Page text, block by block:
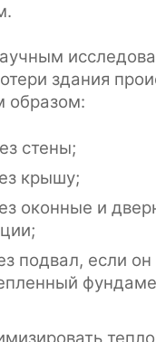
здания
образом:
стены;
крышу;
оконные и
подвал, если